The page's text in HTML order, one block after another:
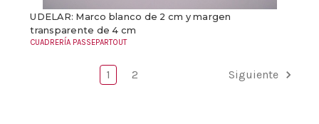
UDELAR: Marco blanco de 2 cm y margen
transparente de 4 cm
CUADRERÍA PASSEPARTOUT
1 2 Siguiente